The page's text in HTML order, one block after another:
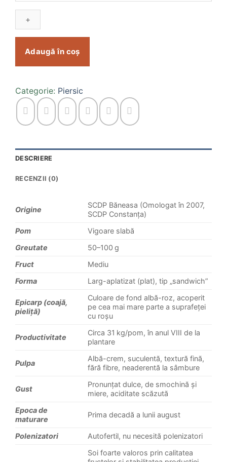
Monica
Adaugă în coș
Categorie: Piersic
DESCRIERE
RECENZII (0)
Origine
SCDP Băneasa (Omologat în 2007,
SCDP Constanța)
Pom
Vigoare slabă
Greutate
50–100 g
Fruct
Mediu
Forma
Larg-aplatizat (plat), tip „sandwich”
Epicarp (coajă,
pieliță)
Culoare de fond albă-roz, acoperit
pe cea mai mare parte a suprafeței
cu roșu
Productivitate
Circa 31 kg/pom, în anul VIII de la
plantare
Pulpa
Albă-crem, suculentă, textură fină,
fără fibre, neaderentă la sâmbure
Gust
Pronunțat dulce, de smochină şi
miere, aciditate scăzută
Epoca de
maturare
Prima decadă a lunii august
Polenizatori Autofertil, nu necesită polenizatori
Soi foarte valoros prin calitatea